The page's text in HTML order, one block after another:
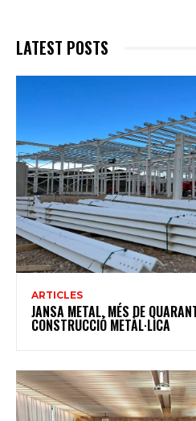
LATEST POSTS
ARTICLES
JANSA METAL, MÉS DE
CONSTRUCCIÓ METÀL·LICA